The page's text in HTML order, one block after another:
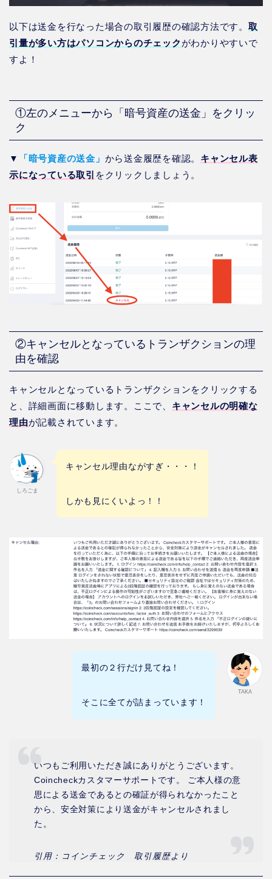
以下は送金を行なった場合の取引履歴の確認方法です。取
引量が多い方はパソコンからのチェック がわかりやすいで
すよ！
①左のメニューから「暗号資産の送金」をクリッ
ク
▼ 「暗号資産の送金」 から送金履歴を確認。 キャンセル表
示になっている取引 をクリックしましょう。
②キャンセルとなっているトランザクションの理
由を確認
キャンセルとなっているトランザクションをクリックする
と、詳細画面に移動します。ここで、 キャンセルの明確な
理由が記載されています。
しろごま
キャンセル理由ながすぎ・・・！
しかも見にくいよっ！！
TAKA
最初の２行だけ見てね！
そこに全てが詰まっています！
いつもご利用いただき誠にありがとうございます。
Coincheckカスタマーサポートです。 ご本人様の意
思による送金であるとの確証が得られなかったこと
から、安全対策により送金がキャンセルされまし
た。
引用：コインチェック 取引履歴より